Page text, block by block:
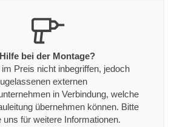
bei der Montage?
Preis nicht inbegriffen, jedoch
externen
in Verbindung, welche
übernehmen können. Bitte
uns für weitere Informationen.